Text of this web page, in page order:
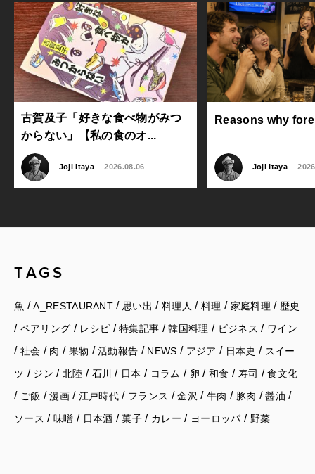
古賀及子「好きな食べ物がみつ
からない」【私の食のオ...
Joji Itaya 2026.08.06
Reasons why
Joji Itaya
TAGS
魚 /A_RESTAURANT / 思い出 /料理人 / 料理 / 家庭料理 / 歴史
/ ペアリング / レシピ /特集記事 /韓国料理 / ビジネス / ワイン
/ 社会 / 肉 / 果物 /活動報告 / NEWS / アジア / 日本史 / スイー
ツ / ジン / 北陸 / 石川 / 日本 / コラム / 卵 / 和食 / 寿司 /食文化
/ ご飯 /漫画/ 江戸時代 / フランス /金沢 / 牛肉 / 豚肉 /醤油 /
ソース / 味噌 / 日本酒 /菓子 / カレー / ヨーロッパ / 野菜